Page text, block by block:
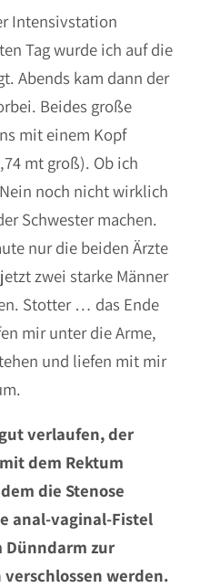
Intensivstation
Tag wurde ich auf die
Abends kam dann der
Beides große
mit einem Kopf
mt groß). Ob ich
noch nicht wirklich
Schwester machen.
nur die beiden Ärzte
zwei starke Männer
Stotter … das Ende
mir unter die Arme,
und liefen mit mir
verlaufen, der
dem Rektum
die Stenose
anal-vaginal-Fistel
Dünndarm zur
werden.